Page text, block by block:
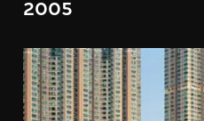
2005